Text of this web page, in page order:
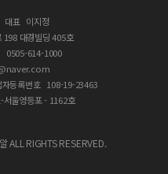
대표 이지정
198 대경빌딩 405호
0505-614-1000
자등록번호 108-19-23463
서울영등포 - 1162호
ALL RIGHTS RESERVED.